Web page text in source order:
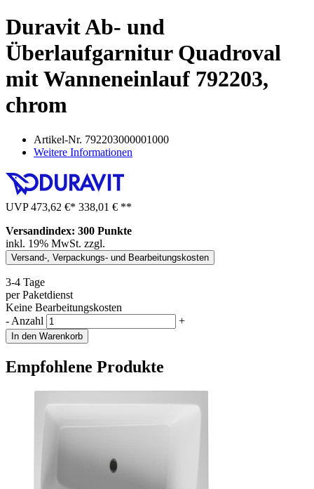
Duravit Ab- und
Überlaufgarnitur Quadroval
mit Wanneneinlauf 792203,
chrom
Artikel-Nr. 792203000001000
Weitere Informationen
UVP473,62 €* 338,01 € **
Versandindex: 300 Punkte
inkl. 19% MwSt. zzgl.
Versand-, Verpackungs- und Bearbeitungskosten
3-4 Tage
per Paketdienst
Keine Bearbeitungskosten
- Anzahl +
In den Warenkorb
Empfohlene Produkte